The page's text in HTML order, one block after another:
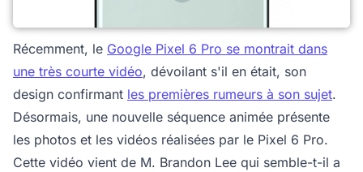
Récemment, le Google Pixel 6 Pro se montrait dans
une très courte vidéo, dévoilant s'il en était, son
design confirmant les premières rumeurs à son sujet.
Désormais, une nouvelle séquence animée présente
les photos et les vidéos réalisées par le Pixel 6 Pro.
Cette vidéo vient de M. Brandon Lee qui semble-t-il a